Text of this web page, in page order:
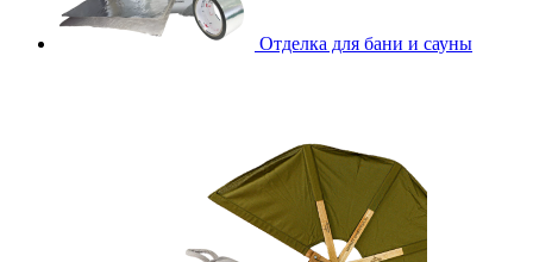
Отделка для бани и сауны